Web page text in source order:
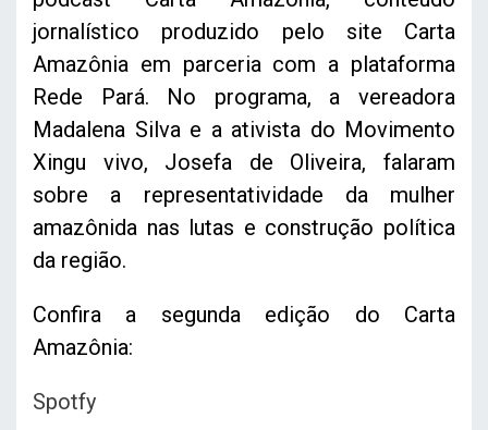
jornalístico produzido pelo site Carta
Amazônia em parceria com a plataforma
Rede Pará. No programa, a vereadora
Madalena Silva e a ativista do Movimento
Xingu vivo, Josefa de Oliveira, falaram
sobre a representatividade da mulher
amazônida nas lutas e construção política
da região.
Confira a segunda edição do Carta
Amazônia:
Spotfy